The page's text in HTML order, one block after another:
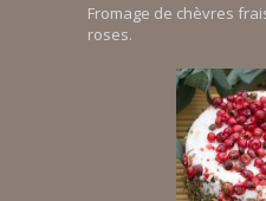
Fromage de chèvres
roses.